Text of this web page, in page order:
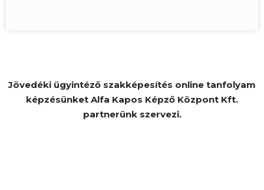
Jövedéki ügyintéző szakképesítés online tanfolyam
képzésünket Alfa Kapos Képző Központ Kft.
partnerünk szervezi.